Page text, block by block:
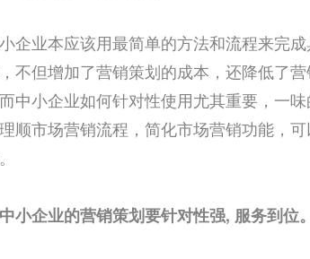
企业本应该用最简单的方法和流程来完
不但增加了营销策划的成本，还降低了
中小企业如何针对性使用尤其重要，一
顺市场营销流程，简化市场营销功能，
小企业的营销策划要针对性强, 服务到位。